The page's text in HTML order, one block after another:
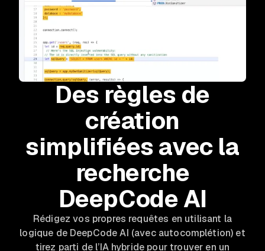
Des règles de
création
simplifiées avec la
recherche
DeepCode AI
Rédigez vos propres requêtes en utilisant la
logique de DeepCode AI (avec autocomplétion) et
tirez parti de l’IA hybride pour trouver en un